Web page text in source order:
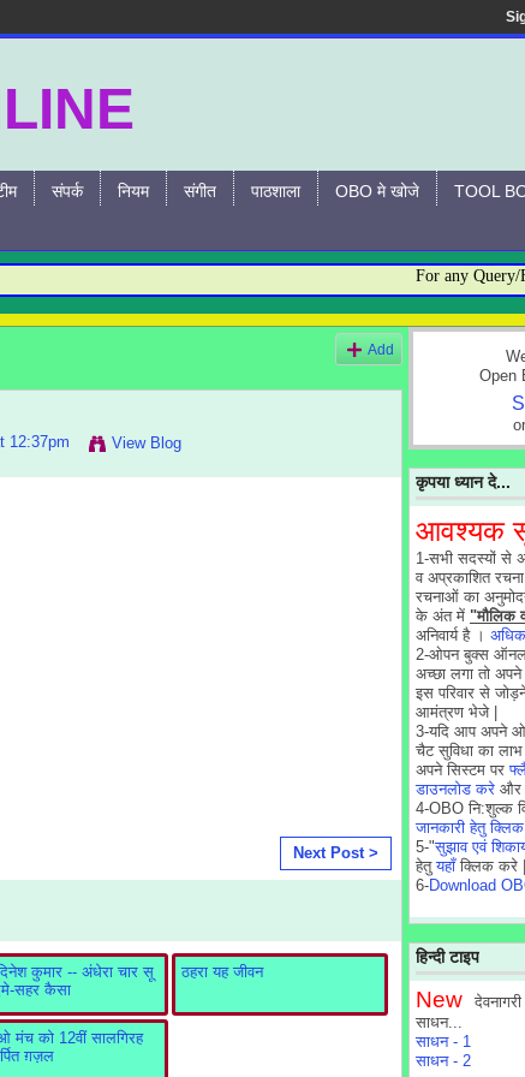
संपर्क नियम संगीत पाठशाला OBO मे खोजे TOOL
For any Query/
Add
12:37pm View Blog
Next Post >
कुमार -- अंधेरा चार सू
सहर कैसा
ठहरा यह जीवन
मंच को 12वीं सालगिरह
ग़ज़ल
Open
or
कृपया ध्यान दे...
आवश्यक
1-सभी सदस्यों से
व अप्रकाशित रचना
रचनाओं का
के अंत में "मौलिक
अनिवार्य है ।
2-ओपन बुक्स
अच्छा लगा तो
इस परिवार से
आमंत्रण भेजे |
3-यदि आप अपने ओ
चैट सुविधा का
अपने सिस्टम पर
डाउनलोड करे और
4-OBO नि:शुल्क
जानकारी हेतु
5-"सुझाव एवं
हेतुयहाँक्लिक करे |
6-Download
हिन्दी टाइप
New
साधन...
साधन - 1
साधन - 2